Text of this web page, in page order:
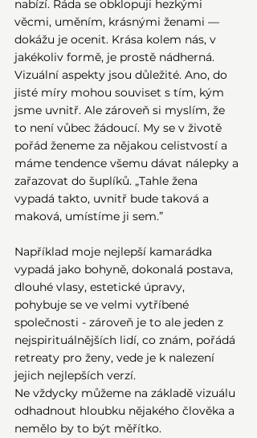
nabízí. Ráda se obklopuji hezkými
věcmi, uměním, krásnými ženami —
dokážu je ocenit. Krása kolem nás, v
jakékoliv formě, je prostě nádherná.
Vizuální aspekty jsou důležité. Ano, do
jisté míry mohou souviset s tím, kým
jsme uvnitř. Ale zároveň si myslím, že
to není vůbec žádoucí. My se v životě
pořád ženeme za nějakou celistvostí a
máme tendence všemu dávat nálepky a
zařazovat do šuplíků. „Tahle žena
vypadá takto, uvnitř bude taková a
maková, umístíme ji sem.”
Například moje nejlepší kamarádka
vypadá jako bohyně, dokonalá postava,
dlouhé vlasy, estetické úpravy,
pohybuje se ve velmi vytříbené
společnosti - zároveň je to ale jeden z
nejspirituálnějších lidí, co znám, pořádá
retreaty pro ženy, vede je k nalezení
jejich nejlepších verzí.
Ne vždycky můžeme na základě vizuálu
odhadnout hloubku nějakého člověka a
nemělo by to být měřítko.